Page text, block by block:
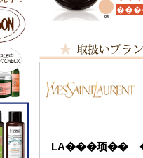
LA���顼��